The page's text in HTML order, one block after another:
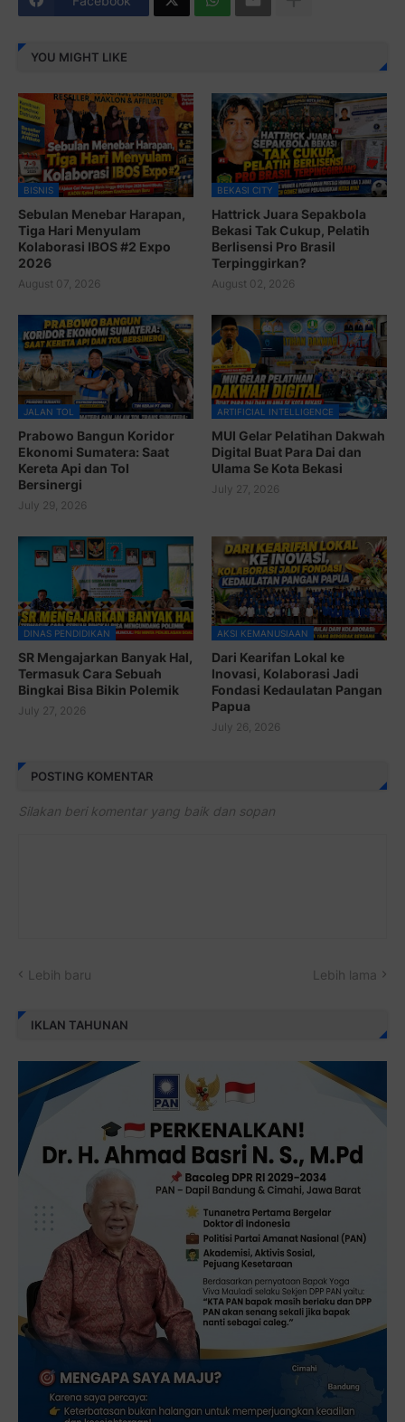
YOU MIGHT LIKE
BISNIS
Sebulan Menebar Harapan,
Tiga Hari Menyulam
Kolaborasi IBOS #2 Expo
2026
August 07, 2026
BEKASI CITY
Hattrick Juara Sepakbola
Bekasi Tak Cukup, Pelatih
Berlisensi Pro Brasil
Terpinggirkan?
August 02, 2026
JALAN TOL
Prabowo Bangun Koridor
Ekonomi Sumatera: Saat
Kereta Api dan Tol
Bersinergi
July 29, 2026
ARTIFICIAL INTELLIGENCE
MUI Gelar Pelatihan Dakwah
Digital Buat Para Dai dan
Ulama Se Kota Bekasi
July 27, 2026
DINAS PENDIDIKAN
SR Mengajarkan Banyak Hal,
Termasuk Cara Sebuah
Bingkai Bisa Bikin Polemik
July 27, 2026
AKSI KEMANUSIAAN
Dari Kearifan Lokal ke
Inovasi, Kolaborasi Jadi
Fondasi Kedaulatan Pangan
Papua
July 26, 2026
POSTING KOMENTAR
Silakan beri komentar yang baik dan sopan
Lebih baru Lebih lama
IKLAN TAHUNAN